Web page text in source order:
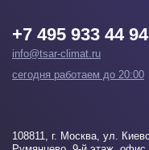
+7 495 933 44 94
info@tsar-climat.ru
сегодня работаем до 20:00
108811, г. Москва, ул.